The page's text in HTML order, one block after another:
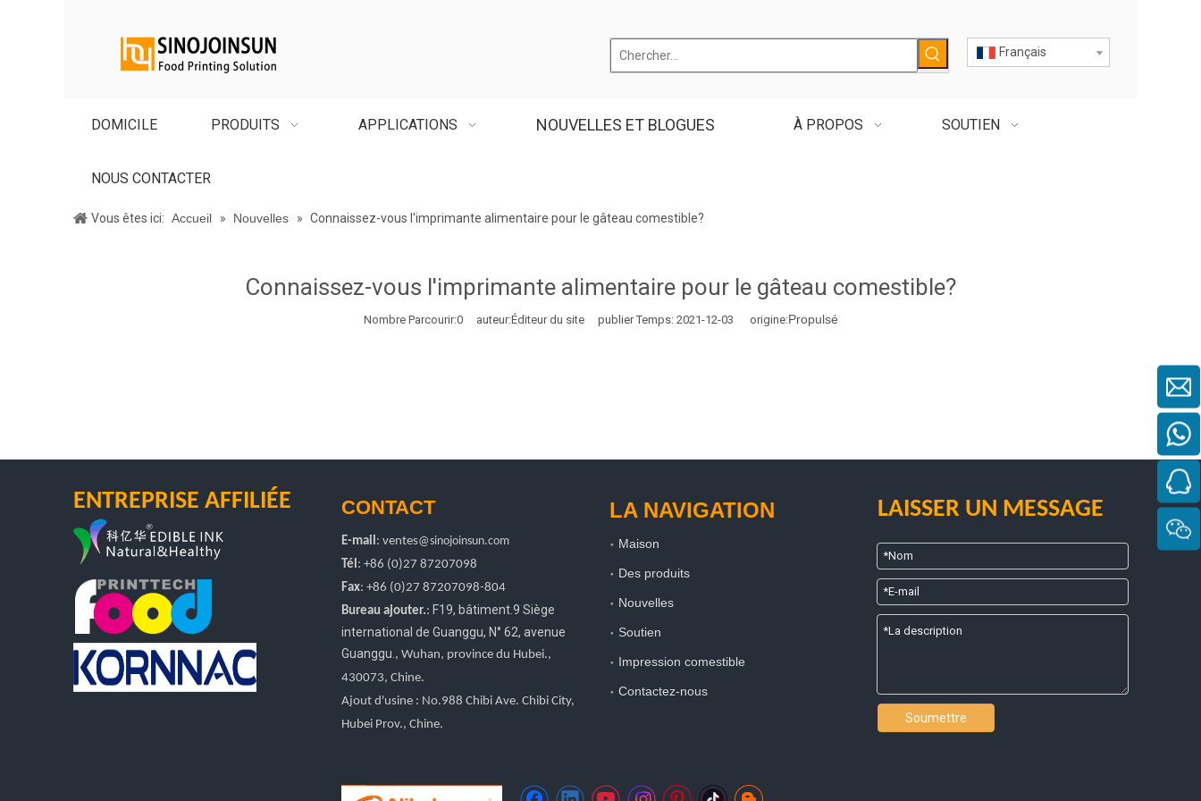
Français
DOMICILE PRODUITS APPLICATIONS NOUVELLES ET BLOGUES À PROPOS SOUTIEN
NOUS CONTACTER
Vous êtes ici: Accueil » Nouvelles » Connaissez-vous l'imprimante alimentaire pour le gâteau comestible?
Connaissez-vous l'imprimante alimentaire pour le gâteau comestible?
Nombre Parcourir:0auteur:Éditeur du site publier Temps: 2021-12-03 origine:Propulsé
ENTREPRISE AFFILIÉE CONTACT
E-mail: ventes@sinojoinsun.com
Tél: +86 (0)27 87207098
Fax: +86 (0)27 87207098-804
Bureau ajouter.: F19, bâtiment.9 Siège
international de Guanggu, N° 62, avenue
Guanggu. , Wuhan, province du Hubei.,
430073, Chine.
Ajout d'usine : No.988 Chibi Ave. Chibi City,
Hubei Prov., Chine.
LA NAVIGATION
Maison
Des produits
Nouvelles
Soutien
Impression comestible
Contactez-nous
LAISSER UN MESSAGE
Soumettre